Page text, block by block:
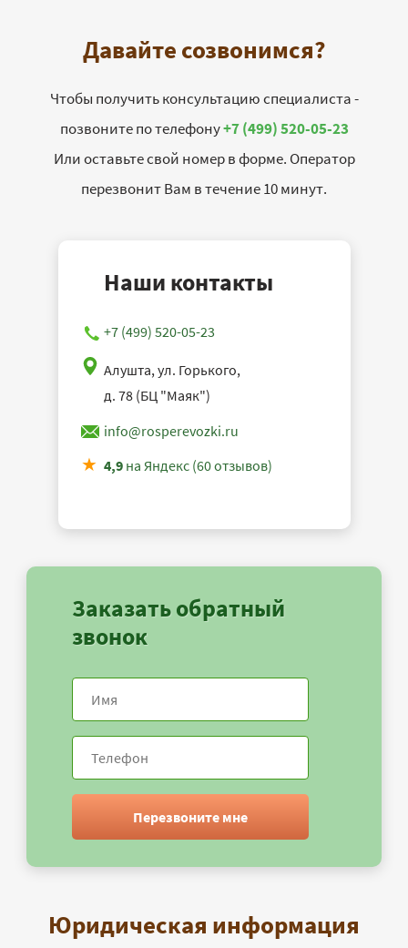
Давайте созвонимся?
Чтобы получить консультацию специалиста -
позвоните по телефону+7 (499) 520-05-23
Или оставьте свой номер в форме. Оператор
перезвонит Вам в течение 10 минут.
Наши контакты
+7 (499) 520-05-23
Алушта, ул. Горького,
д. 78 (БЦ "Маяк")
info@rosperevozki.ru
4,9на Яндекс (60 отзывов)
Заказать обратный
звонок
Перезвоните мне
Юридическая информация